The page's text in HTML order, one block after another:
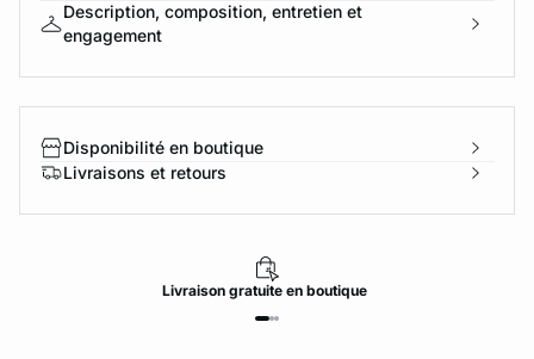
Description, composition, entretien et
engagement
Disponibilité en boutique
Livraisons et retours
Livraisongratuiteen boutique